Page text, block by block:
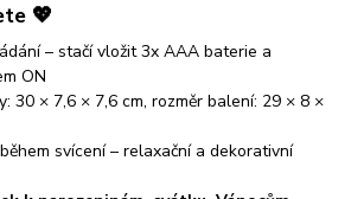
💖
– stačí vložit 3x AAA baterie a
ON
30 × 7,6 × 7,6 cm, rozměr balení: 29 × 8 ×
svícení – relaxační a dekorativní